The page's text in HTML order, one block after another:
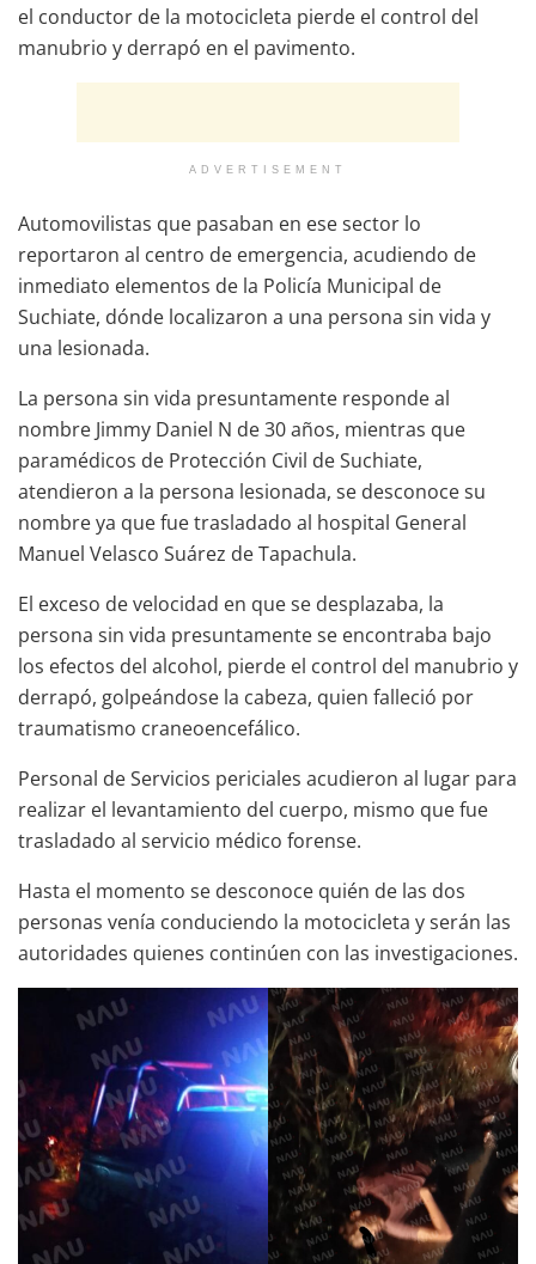
el conductor de la motocicleta pierde el control del
manubrio y derrapó en el pavimento.
ADVERTISEMENT
Automovilistas que pasaban en ese sector lo
reportaron al centro de emergencia, acudiendo de
inmediato elementos de la Policía Municipal de
Suchiate, dónde localizaron a una persona sin vida y
una lesionada.
La persona sin vida presuntamente responde al
nombre Jimmy Daniel N de 30 años, mientras que
paramédicos de Protección Civil de Suchiate,
atendieron a la persona lesionada, se desconoce su
nombre ya que fue trasladado al hospital General
Manuel Velasco Suárez de Tapachula.
El exceso de velocidad en que se desplazaba, la
persona sin vida presuntamente se encontraba bajo
los efectos del alcohol, pierde el control del manubrio y
derrapó, golpeándose la cabeza, quien falleció por
traumatismo craneoencefálico.
Personal de Servicios periciales acudieron al lugar para
realizar el levantamiento del cuerpo, mismo que fue
trasladado al servicio médico forense.
Hasta el momento se desconoce quién de las dos
personas venía conduciendo la motocicleta y serán las
autoridades quienes continúen con las investigaciones.